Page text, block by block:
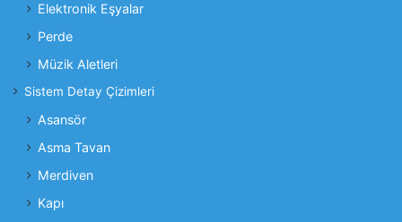
Elektronik Eşyalar
Perde
Müzik Aletleri
Sistem Detay Çizimleri
Asansör
Asma Tavan
Merdiven
Kapı